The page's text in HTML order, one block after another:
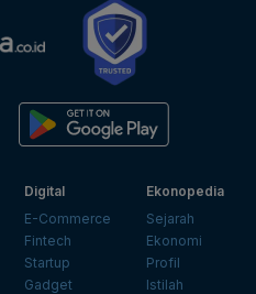
Digital
E-Commerce
Fintech
Startup
Gadget
Ekonopedia
Sejarah
Ekonomi
Profil
Istilah